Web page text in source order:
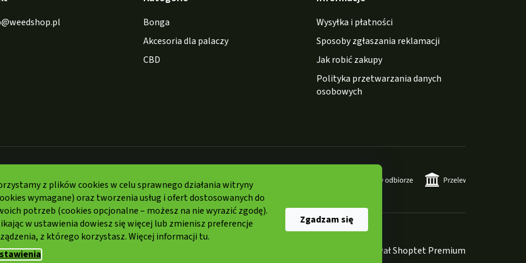
z plików cookies w celu sprawnego działania witryny
wymagane) oraz tworzenia usług i ofert dostosowanych do
potrzeb (cookies opcjonalne – możesz na nie wyrazić zgodę).
w ustawienia dowiesz się więcej lub zmienisz preferencje
z którego korzystasz. Więcej informacji tu.
Zgadzam się
@weedshop.pl
Bonga
Akcesoria dla palaczy
CBD
Wysyłka i płatności
Sposoby zgłaszania reklamacji
Jak robić zakupy
Polityka przetwarzania danych
osobowych
płatności:
Opracował Shoptet Premium